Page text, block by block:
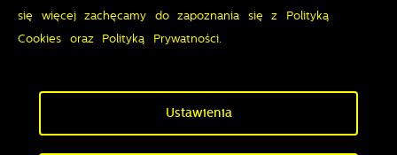
Odwiedzin: 3823833
Copyright by wronki.pl
Powered by2ClickPortal®- Portale nowej generacji
się więcej zachęcamy do zapoznania się z Polityką
Cookies oraz Polityką Prywatności.
Ustawienia